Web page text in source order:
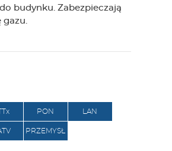
g
budynku. Zabezpieczają
gazu.
PON LAN
PRZEMYSŁ